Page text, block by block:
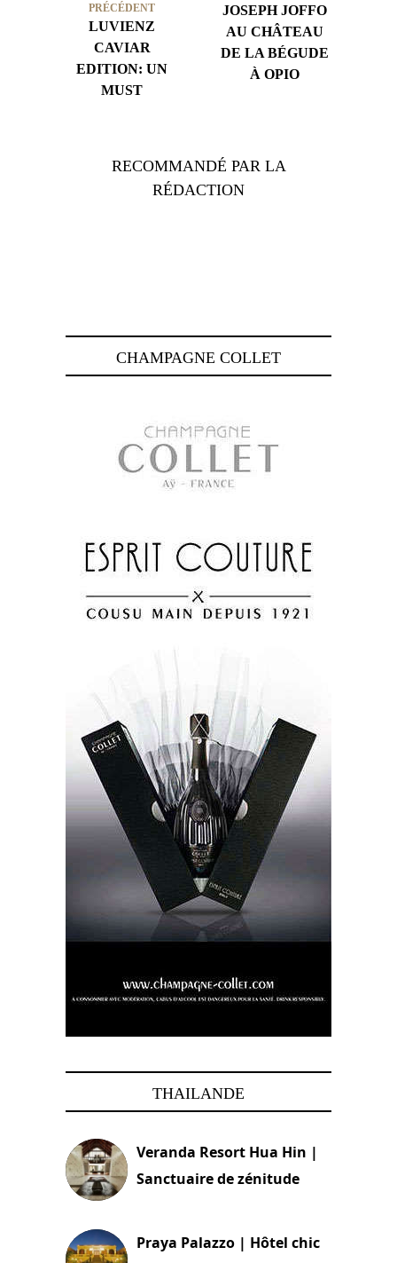
PRÉCÉDENT
LUVIENZ
CAVIAR
EDITION: UN
MUST
JOSEPH JOFFO
AU CHÂTEAU
DE LA BÉGUDE
À OPIO
RECOMMANDÉ PAR LA
RÉDACTION
CHAMPAGNE COLLET
THAILANDE
Veranda Resort Hua Hin |
Sanctuaire de zénitude
Praya Palazzo | Hôtel chic